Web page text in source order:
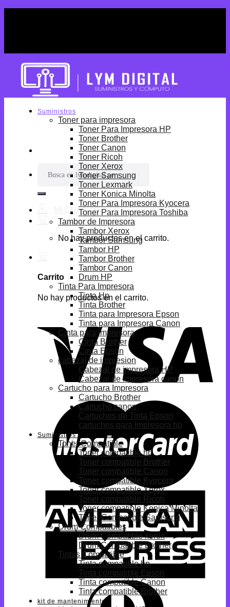
por:
No hay productos en el carrito.
Carrito
No hay productos en el carrito.
Suministros
Toner para impresora
Toner Para Impresora HP
Toner Brother
Toner Canon
Toner Ricoh
Toner Xerox
Toner Samsung
Toner Lexmark
Toner Konica Minolta
Toner Para Impresora Kyocera
Toner Para Impresora Toshiba
Tambor de Impresora
Tambor Xerox
Tambor Samsung
Tambor HP
Tambor Brother
Tambor Canon
Drum HP
Tinta Para Impresora
Tinta Hp
Tinta Brother
Tinta para Impresora Epson
Tinta para Impresora Canon
Cinta para impresora
Cinta Brother
Cinta Epson
cabezal de impresion
Cabezal de impresora HP
Cabezal de impresora canon
Cartucho para Impresora
Cartucho Brother
Cartucho canon
Cartuchos de Tinta Epson
cartuchos para impresora hp
Suministros Compatibles
Toner Compatible
Toner compatible hp
Toner compatible Brother
Toner compatible Canon
Toner compatible Kyocera
Toner compatible Xerox
Toner compatible Ricoh
Toner compatible Konica Minolta
Toner Compatible Samsung
Drum Compatibles
Drum Compatible xerox
Drum Compatible Brother
Tintas Compatible
Tinta compatible hp
Tinta compatible Epson
Tinta compatible Canon
Tinta compatible Brother
kit de mantenimiento